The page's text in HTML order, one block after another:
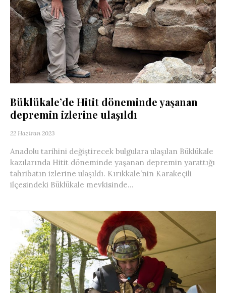
Büklükale’de Hitit döneminde yaşanan
depremin izlerine ulaşıldı
22 Haziran 2023
Anadolu tarihini değiştirecek bulgulara ulaşılan Büklükale
kazılarında Hitit döneminde yaşanan depremin yarattığı
tahribatın izlerine ulaşıldı. Kırıkkale’nin Karakeçili
ilçesindeki Büklükale mevkisinde...